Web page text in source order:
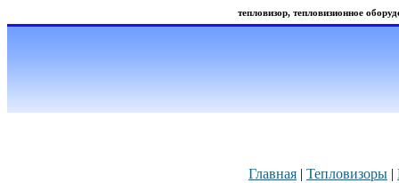
тепловизор, тепловизионное
Главная | Тепловизоры |